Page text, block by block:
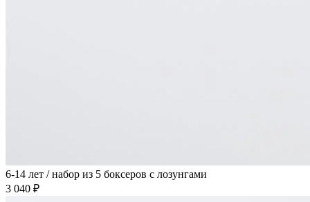
6-14 лет / набор из 5 боксеров с лозунгами
3 040 ₽